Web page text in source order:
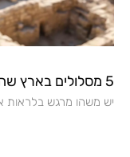
יש משהו מרגש בלראות